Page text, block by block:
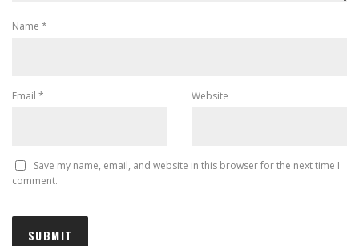
Name *
Email * Website
Save my name, email, and website in this browser for the next time I
comment.